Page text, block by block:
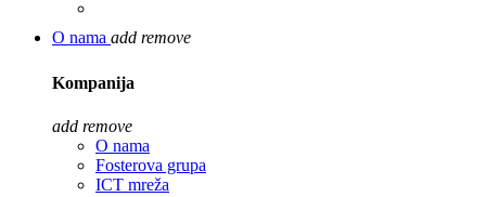
O nama add remove
Kompanija
add remove
O nama
Fosterova grupa
ICT mreža